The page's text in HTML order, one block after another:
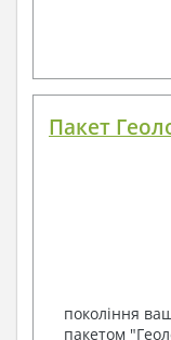
Пакет
покоління
пакетом